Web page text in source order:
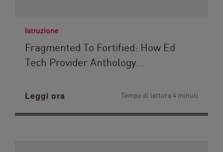
Istruzione
Fragmented To Fortified: How Ed
Tech Provider Anthology...
Leggi ora Tempo di lettura 4 minuti